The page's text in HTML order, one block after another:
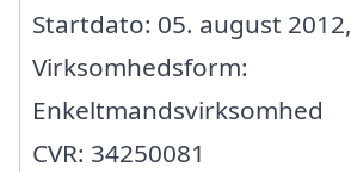
Startdato: 05. august 2012,
Virksomhedsform:
Enkeltmandsvirksomhed
CVR: 34250081